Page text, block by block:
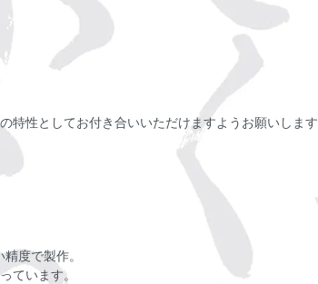
特性としてお付き合いいただけますようお願いしま
度で製作。
ています。